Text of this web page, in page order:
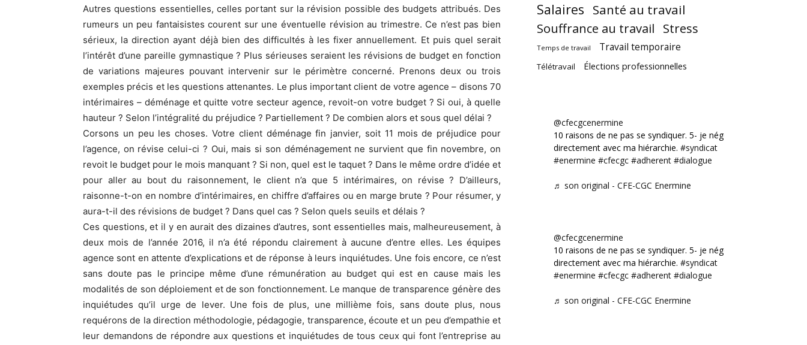
Autres questions essentielles, celles portant sur la révision possible des budgets attribués. Des
rumeurs un peu fantaisistes courent sur une éventuelle révision au trimestre. Ce n’est pas bien
sérieux, la direction ayant déjà bien des difficultés à les fixer annuellement. Et puis quel serait
l’intérêt d’une pareille gymnastique ? Plus sérieuses seraient les révisions de budget en fonction
de variations majeures pouvant intervenir sur le périmètre concerné. Prenons deux ou trois
exemples précis et les questions attenantes. Le plus important client de votre agence – disons 70
intérimaires – déménage et quitte votre secteur agence, revoit-on votre budget ? Si oui, à quelle
hauteur ? Selon l’intégralité du préjudice ? Partiellement ? De combien alors et sous quel délai ?
Corsons un peu les choses. Votre client déménage fin janvier, soit 11 mois de préjudice pour
l’agence, on révise celui-ci ? Oui, mais si son déménagement ne survient que fin novembre, on
revoit le budget pour le mois manquant ? Si non, quel est le taquet ? Dans le même ordre d’idée et
pour aller au bout du raisonnement, le client n’a que 5 intérimaires, on révise ? D’ailleurs,
raisonne-t-on en nombre d’intérimaires, en chiffre d’affaires ou en marge brute ? Pour résumer, y
aura-t-il des révisions de budget ? Dans quel cas ? Selon quels seuils et délais ?
Ces questions, et il y en aurait des dizaines d’autres, sont essentielles mais, malheureusement, à
deux mois de l’année 2016, il n’a été répondu clairement à aucune d’entre elles. Les équipes
agence sont en attente d’explications et de réponse à leurs inquiétudes. Une fois encore, ce n’est
sans doute pas le principe même d’une rémunération au budget qui est en cause mais les
modalités de son déploiement et de son fonctionnement. Le manque de transparence génère des
inquiétudes qu’il urge de lever. Une fois de plus, une millième fois, sans doute plus, nous
requérons de la direction méthodologie, pédagogie, transparence, écoute et un peu d’empathie et
leur demandons de répondre aux questions et inquiétudes de tous ceux qui font l’entreprise au
Salaires Santé au travail
Souffrance au travail Stress
Temps de travail Travail temporaire
Télétravail Élections professionnelles
@cfecgcenermine
10 raisons de ne pas se syndiquer. 5- je négocie
directement avec ma hiérarchie. #syndicat
#enermine #cfecgc #adherent #dialogue
♬ son original - CFE-CGC Enermine
@cfecgcenermine
10 raisons de ne pas se syndiquer. 5- je négocie
directement avec ma hiérarchie. #syndicat
#enermine #cfecgc #adherent #dialogue
♬ son original - CFE-CGC Enermine